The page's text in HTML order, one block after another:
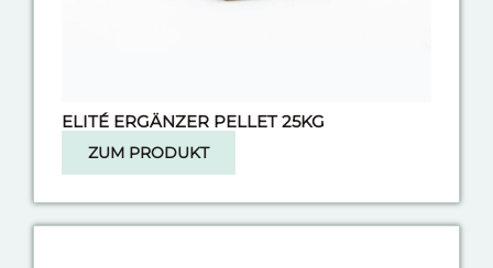
ELITÉ ERGÄNZER PELLET 25KG
ZUM PRODUKT